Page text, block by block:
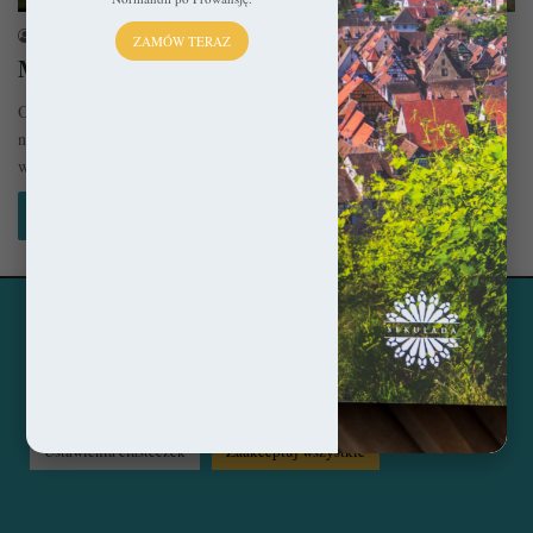
2 stycznia 2019
Mont Saint-Michel – Opactwo na krańcu świata
Opactwo św. Michała Archanioła (fr. Abbaye du Mont-Saint-Michel) na
normandzkiej Mont Saint-Michel jest miejscem ze wszech miar
wyjątkowym. Nieprzerwanie od…
© Copyright 2014 - 2026, All Rights Reserved by sekulada.com
PinterestInstagram
Ta strona korzysta z ciasteczek, aby świadczyć usługi na
najwyższym poziomie. Klikając opcję "Zaakceptuj wszystkie"
zgadzasz się na użycie wszystkich ciasteczek. Możesz również
przejść do "Ustawień Ciasteczek", aby zgodzić się tylko na
Czytaj więcej...
Ustawienia ciasteczek Zaakceptuj wszystkie
ZAMÓW TERAZ